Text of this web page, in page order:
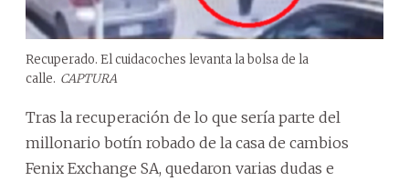
Recuperado. El cuidacoches levanta la bolsa de la
calle. CAPTURA
Tras la recuperación de lo que sería parte del
millonario botín robado de la casa de cambios
Fenix Exchange SA, quedaron varias dudas e